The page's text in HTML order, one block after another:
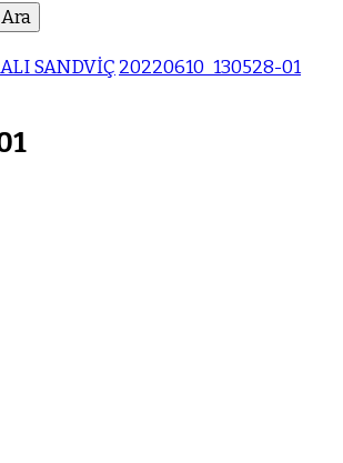
SANDVİÇ 20220610_130528-01